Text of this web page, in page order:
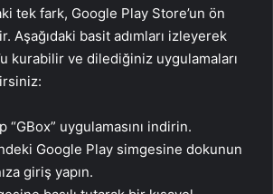
tek fark, Google Play Store’un ön
Aşağıdaki basit adımları izleyerek
kurabilir ve dilediğiniz uygulamaları
“GBox” uygulamasını indirin.
Google Play simgesine dokunun
giriş yapın.